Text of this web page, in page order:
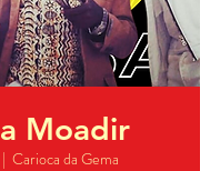
Moadir
Carioca da Gema